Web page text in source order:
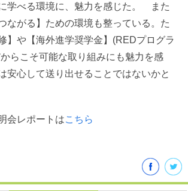
学べる環境に、魅力を感じた。 また
ながる】ための環境も整っている。た
】や【海外進学奨学金】(REDプログラ
らこそ可能な取り組みにも魅力を感
安心して送り出せることではないかと
会レポートはこちら